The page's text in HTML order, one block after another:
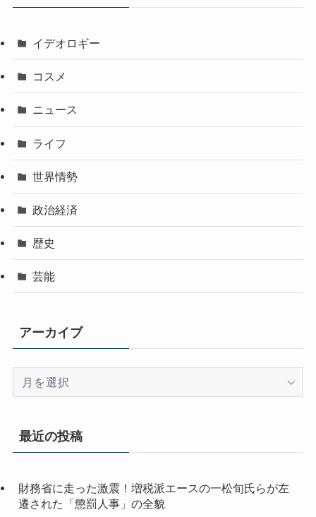
イデオロギー
コスメ
ニュース
ライフ
世界情勢
政治経済
歴史
芸能
アーカイブ
イ
最近の投稿
財務省に走った激震！増税派エースの一松旬氏らが左
遷された「懲罰人事」の全貌